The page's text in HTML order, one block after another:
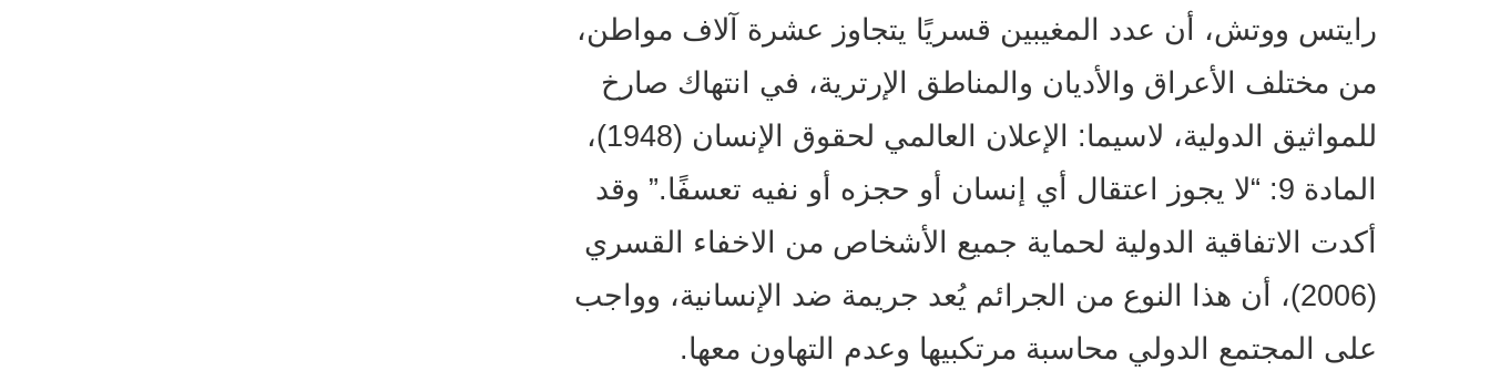
رايتس ووتش، أن عدد المغيبين قسريًا يتجاوز عشرة آلاف مواطن،
من مختلف الأعراق والأديان والمناطق الإرترية، في انتهاك صارخ
للمواثيق الدولية، لاسيما: الإعلان العالمي لحقوق الإنسان (1948)،
المادة 9: “لا يجوز اعتقال أي إنسان أو حجزه أو نفيه تعسفًا.” وقد
أكدت الاتفاقية الدولية لحماية جميع الأشخاص من الاخفاء القسري
(2006)، أن هذا النوع من الجرائم يُعد جريمة ضد الإنسانية، وواجب
على المجتمع الدولي محاسبة مرتكبيها وعدم التهاون معها.